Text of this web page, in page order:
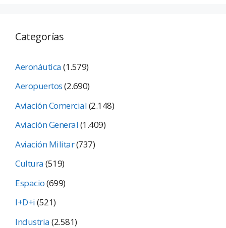
Categorías
Aeronáutica(1.579)
Aeropuertos(2.690)
Aviación Comercial(2.148)
Aviación General(1.409)
Aviación Militar(737)
Cultura(519)
Espacio(699)
I+D+i(521)
Industria(2.581)